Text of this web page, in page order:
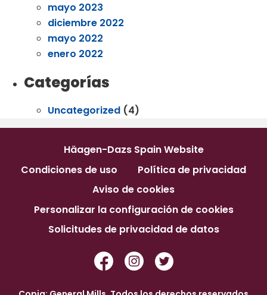
mayo 2023
diciembre 2022
mayo 2022
enero 2022
Categorías
Uncategorized (4)
Häagen-Dazs Spain Website
Condiciones de uso
Política de privacidad
Aviso de cookies
Personalizar la configuración de cookies
Solicitudes de privacidad de datos